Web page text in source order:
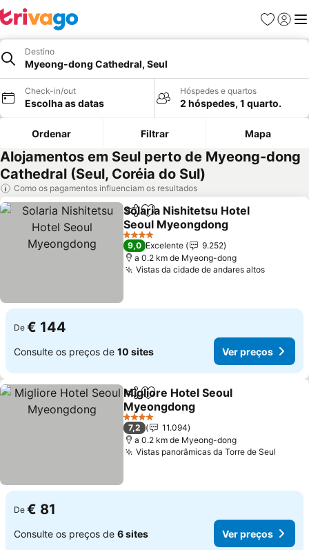
Favoritos
Iniciar
Destino
Myeong-dong Cathedral, Seul
Check-in/out
Escolha as datas
Hóspedes e quartos
2 hóspedes, 1 quarto.
Ordenar Filtrar Mapa
Alojamentos em Seul perto de Myeong-dong
Cathedral (Seul, Coréia do Sul)
Como os pagamentos influenciam os resultados
PartilharAdicionar aos favoritos
Solaria Nishitetsu Hotel
Seoul Myeongdong
4 Estrelas
9,0 Excelente
9.252
a 0.2 km de Myeong-dong
Vistas da cidade de andares altos
De € 144
Consulte os preços de 10 sites Ver preços
PartilharAdicionar aos favoritos
Migliore Hotel Seoul
Myeongdong
4 Estrelas
7,2
11.094
a 0.2 km de Myeong-dong
Vistas panorâmicas da Torre de Seul
De € 81
Consulte os preços de 6 sites Ver preços